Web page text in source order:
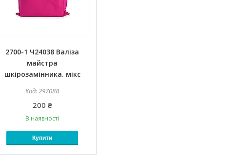
2700-1 Ч24038 Валіза
майстра
шкірозамінника. мікс
297088
200 ₴
В наявності
Купити